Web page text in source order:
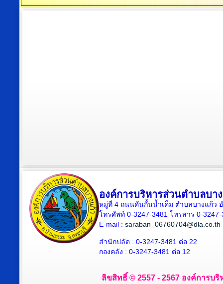
องค์การบริหารส่วนตำบลบา
หมู่ที่ 4 ถนนคันกั้นน้ำเค็ม ตำบลบางแก้ว
โทรศัพท์ 0-3247-3481 โทรสาร 0-3247-
E-mail : saraban_06760704@dla.co.th
สำนักปลัด : 0-3247-3481 ต่อ 22
กองคลัง : 0-3247-3481 ต่อ 12
ลิขสิทธิ์ © 2557 - 2567 องค์การบ